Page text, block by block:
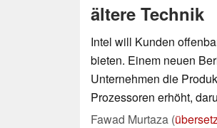
ältere Technik
Intel will Kunden
bieten. Einem neuen
Unternehmen die
Prozessoren erhöht,
Fawad Murtaza (